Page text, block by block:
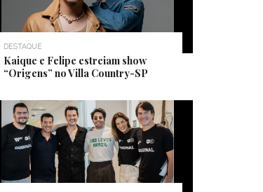
DESTAQUE
Kaique e Felipe estreiam show
“Origens” no Villa Country-SP